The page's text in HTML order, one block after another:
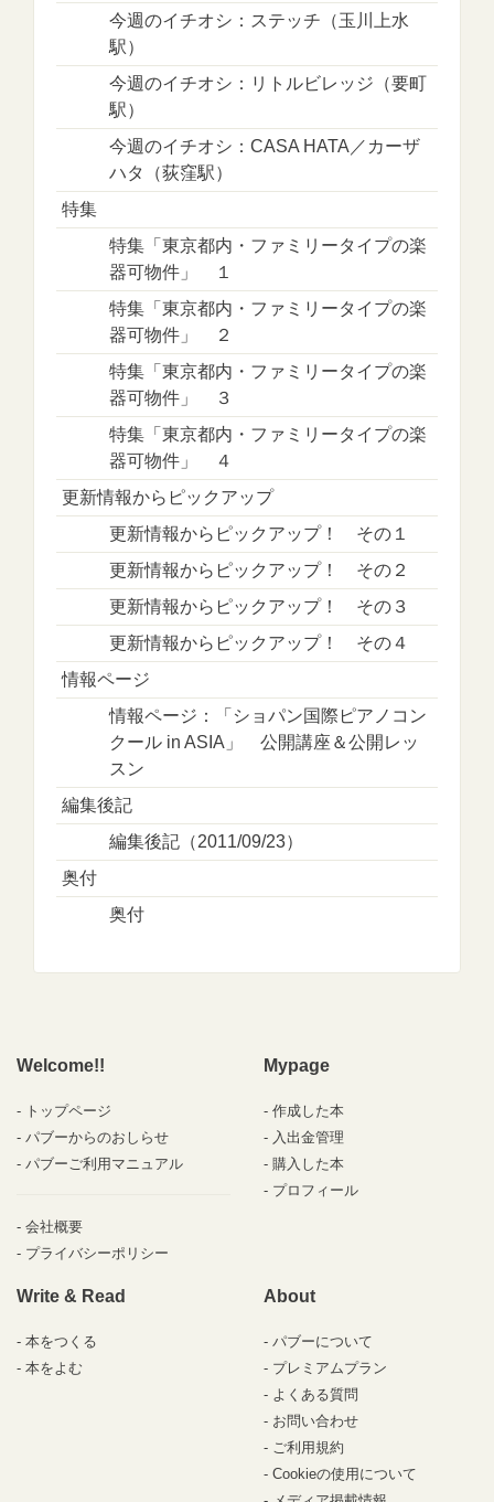
今週のイチオシ：ステッチ（玉川上水
駅）
今週のイチオシ：リトルビレッジ（要町
駅）
今週のイチオシ：CASA HATA／カーザ
ハタ（荻窪駅）
特集
特集「東京都内・ファミリータイプの楽
器可物件」 １
特集「東京都内・ファミリータイプの楽
器可物件」 ２
特集「東京都内・ファミリータイプの楽
器可物件」 ３
特集「東京都内・ファミリータイプの楽
器可物件」 ４
更新情報からピックアップ
更新情報からピックアップ！ その１
更新情報からピックアップ！ その２
更新情報からピックアップ！ その３
更新情報からピックアップ！ その４
情報ページ
情報ページ：「ショパン国際ピアノコン
クール in ASIA」 公開講座＆公開レッ
スン
編集後記
編集後記（2011/09/23）
奥付
奥付
Welcome!!
トップページ
パブーからのおしらせ
パブーご利用マニュアル
会社概要
プライバシーポリシー
Mypage
作成した本
入出金管理
購入した本
プロフィール
Write & Read
本をつくる
本をよむ
About
パブーについて
プレミアムプラン
よくある質問
お問い合わせ
ご利用規約
Cookieの使用について